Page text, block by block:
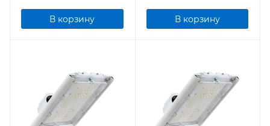
В корзину В корзину